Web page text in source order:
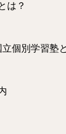
は？
立個別学習塾